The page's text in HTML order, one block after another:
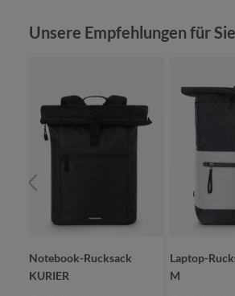
Produktgalerie überspringen
Unsere Empfehlungen für Sie
Notebook-Rucksack
KURIER
Laptop-
M